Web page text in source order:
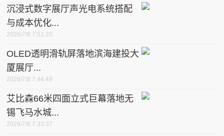
沉浸式数字展厅声光电系统搭配
与成本优化...
2026/7/8 7:51:20
OLED透明滑轨屏落地滨海建投大
厦展厅...
2026/7/8 7:44:49
艾比森66米四面立式巨幕落地无
锡飞马水城...
2026/7/8 7:33:37